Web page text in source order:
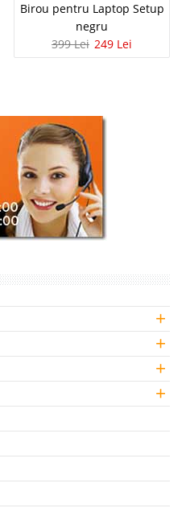
Birou pentru Laptop Setup
negru
399 Lei 249 Lei
+
+
+
+